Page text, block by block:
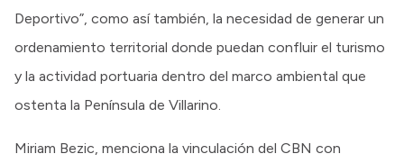
Deportivo”, como así también, la necesidad de generar un
ordenamiento territorial donde puedan confluir el turismo
y la actividad portuaria dentro del marco ambiental que
ostenta la Península de Villarino.
Miriam Bezic, menciona la vinculación del CBN con